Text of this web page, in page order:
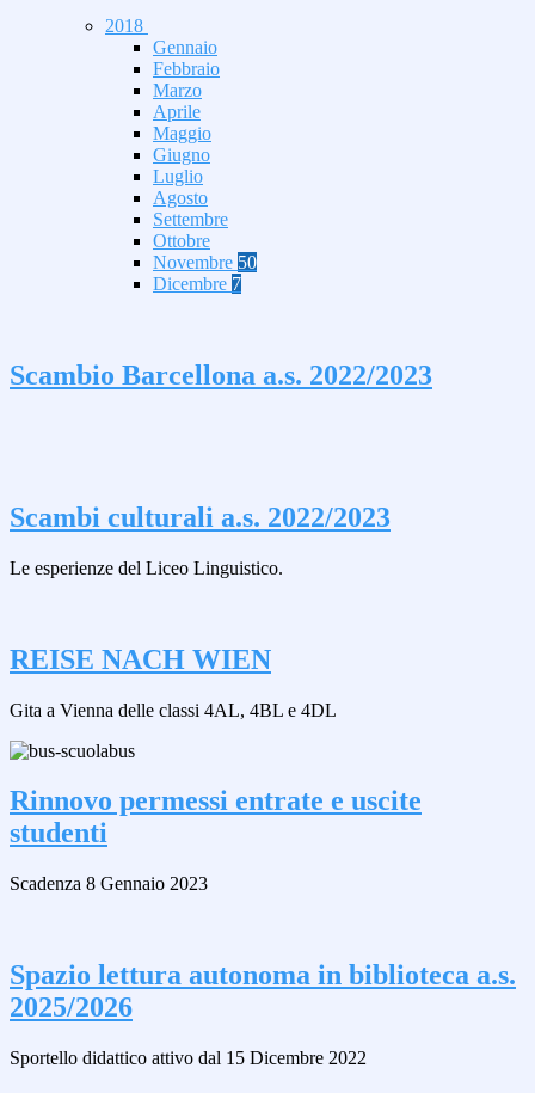
2018
Gennaio
Febbraio
Marzo
Aprile
Maggio
Giugno
Luglio
Agosto
Settembre
Ottobre
Novembre 50
Dicembre 7
Scambio Barcellona a.s. 2022/2023
Scambi culturali a.s. 2022/2023
Le esperienze del Liceo Linguistico.
REISE NACH WIEN
Gita a Vienna delle classi 4AL, 4BL e 4DL
Rinnovo permessi entrate e uscite
studenti
Scadenza 8 Gennaio 2023
Spazio lettura autonoma in biblioteca a.s.
2025/2026
Sportello didattico attivo dal 15 Dicembre 2022